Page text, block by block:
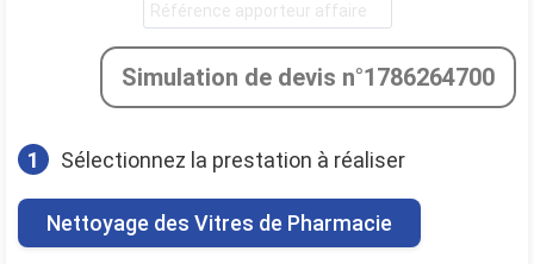
Simulation de devis n°1786264700
1 Sélectionnez la prestation à réaliser
Nettoyage des Vitres de Pharmacie